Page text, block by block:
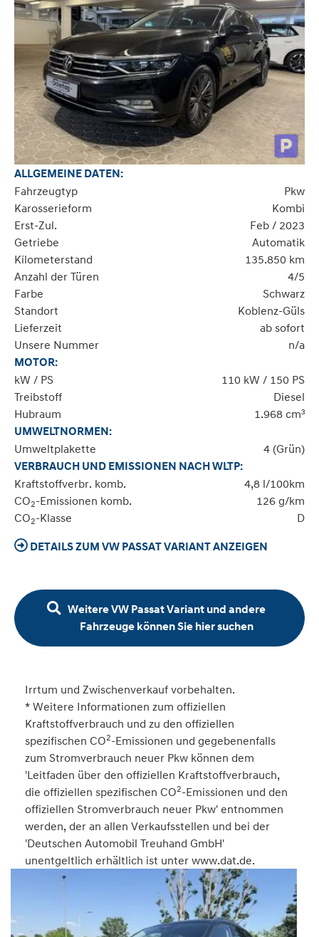
ALLGEMEINE DATEN:
Fahrzeugtyp
Pkw
Karosserieform
Kombi
Erst-Zul.
Feb / 2023
Getriebe
Automatik
Kilometerstand
135.850 km
Anzahl der Türen
4/5
Farbe
Schwarz
Standort
Koblenz-Güls
Lieferzeit
ab sofort
Unsere Nummer
n/a
MOTOR:
kW / PS
110 kW / 150 PS
Treibstoff
Diesel
Hubraum
1.968 cm³
UMWELTNORMEN:
Umweltplakette
4 (Grün)
VERBRAUCH UND EMISSIONEN NACH WLTP:
Kraftstoffverbr. komb.
4,8 l/100km
CO2-Emissionen komb.
126 g/km
CO2-Klasse D
DETAILS ZUM VW PASSAT VARIANT ANZEIGEN
Weitere VW Passat Variant und andere
Fahrzeuge können Sie hier suchen
Irrtum und Zwischenverkauf vorbehalten.
* Weitere Informationen zum offiziellen
Kraftstoffverbrauch und zu den offiziellen
spezifischen CO2-Emissionen und gegebenenfalls
zum Stromverbrauch neuer Pkw können dem
'Leitfaden über den offiziellen Kraftstoffverbrauch,
die offiziellen spezifischen CO2-Emissionen und den
offiziellen Stromverbrauch neuer Pkw' entnommen
werden, der an allen Verkaufsstellen und bei der
'Deutschen Automobil Treuhand GmbH'
unentgeltlich erhältlich ist unter www.dat.de.